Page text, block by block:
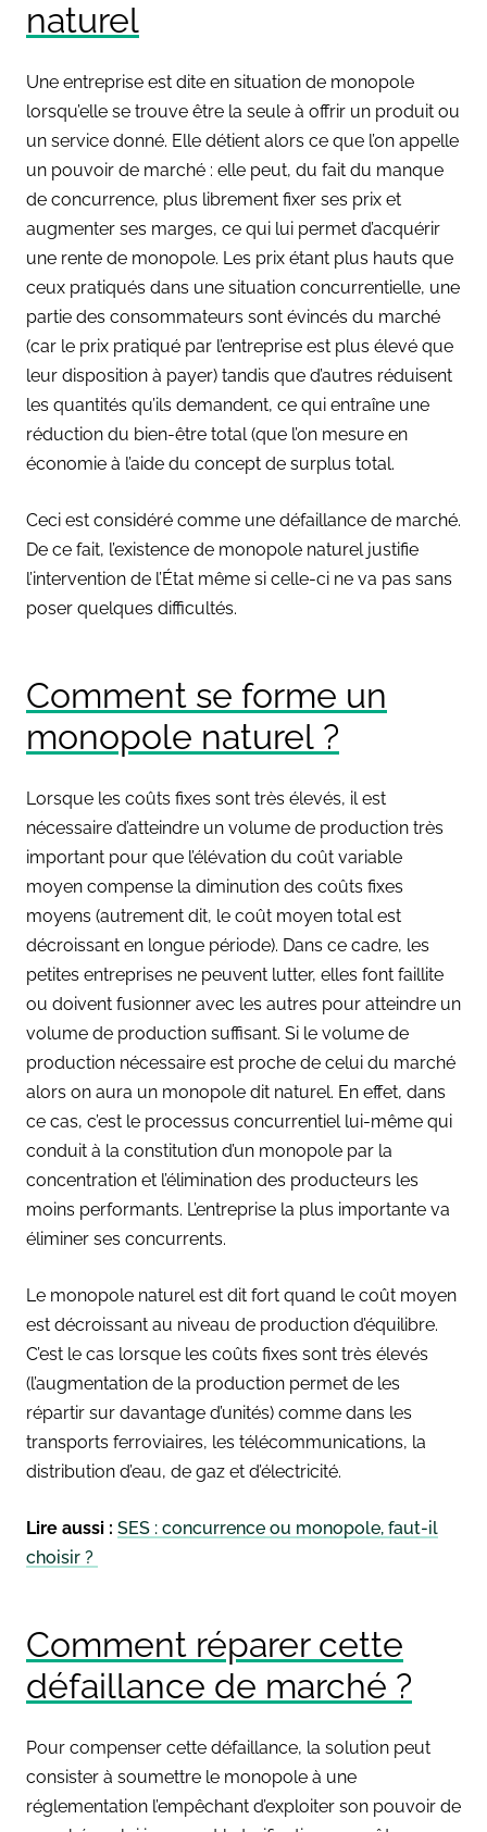
naturel
Une entreprise est dite en situation de monopole
lorsqu’elle se trouve être la seule à offrir un produit ou
un service donné. Elle détient alors ce que l’on appelle
un pouvoir de marché : elle peut, du fait du manque
de concurrence, plus librement fixer ses prix et
augmenter ses marges, ce qui lui permet d’acquérir
une rente de monopole. Les prix étant plus hauts que
ceux pratiqués dans une situation concurrentielle, une
partie des consommateurs sont évincés du marché
(car le prix pratiqué par l’entreprise est plus élevé que
leur disposition à payer) tandis que d’autres réduisent
les quantités qu’ils demandent, ce qui entraîne une
réduction du bien-être total (que l’on mesure en
économie à l’aide du concept de surplus total.
Ceci est considéré comme une défaillance de marché.
De ce fait, l’existence de monopole naturel justifie
l’intervention de l’État même si celle-ci ne va pas sans
poser quelques difficultés.
Comment se forme un
monopole naturel ?
Lorsque les coûts fixes sont très élevés, il est
nécessaire d’atteindre un volume de production très
important pour que l’élévation du coût variable
moyen compense la diminution des coûts fixes
moyens (autrement dit, le coût moyen total est
décroissant en longue période). Dans ce cadre, les
petites entreprises ne peuvent lutter, elles font faillite
ou doivent fusionner avec les autres pour atteindre un
volume de production suffisant. Si le volume de
production nécessaire est proche de celui du marché
alors on aura un monopole dit naturel. En effet, dans
ce cas, c’est le processus concurrentiel lui-même qui
conduit à la constitution d’un monopole par la
concentration et l’élimination des producteurs les
moins performants. L’entreprise la plus importante va
éliminer ses concurrents.
Le monopole naturel est dit fort quand le coût moyen
est décroissant au niveau de production d’équilibre.
C’est le cas lorsque les coûts fixes sont très élevés
(l’augmentation de la production permet de les
répartir sur davantage d’unités) comme dans les
transports ferroviaires, les télécommunications, la
distribution d’eau, de gaz et d’électricité.
Lire aussi : SES : concurrence ou monopole, faut-il
choisir ?
Comment réparer cette
défaillance de marché ?
Pour compenser cette défaillance, la solution peut
consister à soumettre le monopole à une
réglementation l’empêchant d’exploiter son pouvoir de